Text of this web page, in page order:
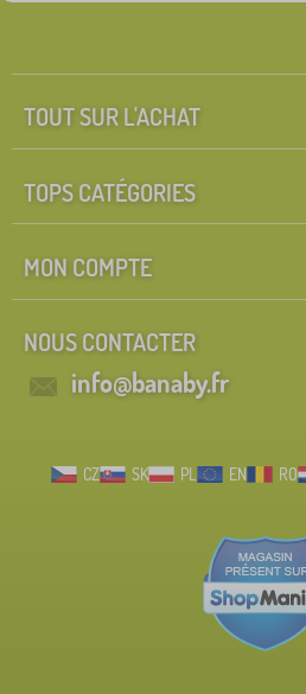
TOUT SUR L'ACHAT
TOPS CATÉGORIES
MON COMPTE
NOUS CONTACTER
info@banaby.fr
CZ SK PL EN RO